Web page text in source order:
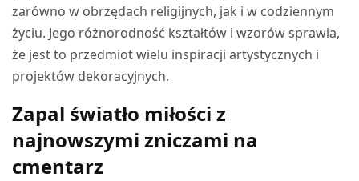
zarówno w obrzędach religijnych, jak i w codziennym
życiu. Jego różnorodność kształtów i wzorów sprawia,
że jest to przedmiot wielu inspiracji artystycznych i
projektów dekoracyjnych.
Zapal światło miłości z
najnowszymi zniczami na
cmentarz